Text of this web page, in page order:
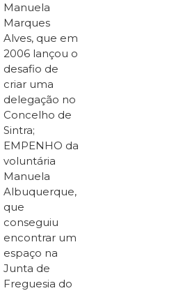
Manuela
Marques
Alves, que em
2006 lançou o
desafio de
criar uma
delegação no
Concelho de
Sintra;
EMPENHO da
voluntária
Manuela
Albuquerque,
que
conseguiu
encontrar um
espaço na
Junta de
Freguesia do